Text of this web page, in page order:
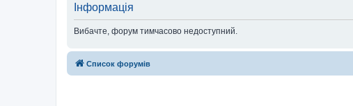
Інформація
Вибачте, форум тимчасово недоступний.
Список форумів